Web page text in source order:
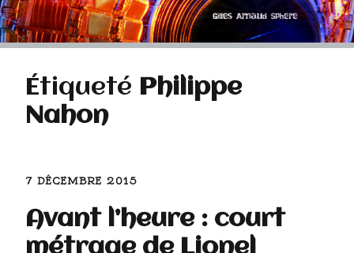
principal
Étiqueté Philippe
Nahon
7 DÉCEMBRE 2015
Avant l’heure : court